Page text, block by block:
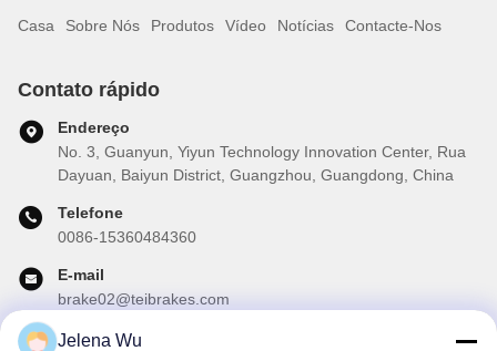
Casa Sobre Nós Produtos Vídeo Notícias Contacte-Nos
Contato rápido
Endereço
No. 3, Guanyun, Yiyun Technology Innovation Center, Rua
Dayuan, Baiyun District, Guangzhou, Guangdong, China
Telefone
0086-15360484360
E-mail
brake02@teibrakes.com
Jelena Wu